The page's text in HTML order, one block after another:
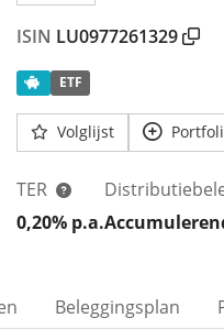
ISIN LU0977261329
ETF
Volglijst
TER
0,20% p.a.
Beleggingsplan